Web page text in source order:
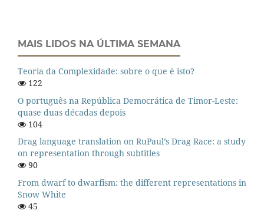
MAIS LIDOS NA ÚLTIMA SEMANA
Teoria da Complexidade: sobre o que é isto?
122
O português na República Democrática de Timor-Leste:
quase duas décadas depois
104
Drag language translation on RuPaul’s Drag Race: a study
on representation through subtitles
90
From dwarf to dwarfism: the different representations in
Snow White
45